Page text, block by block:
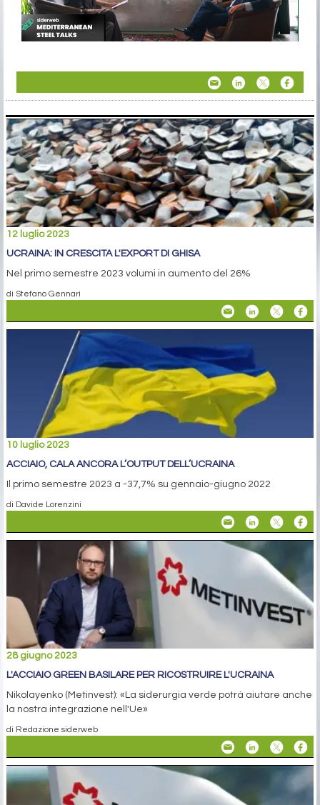
12 luglio 2023
UCRAINA: IN CRESCITA L'EXPORT DI GHISA
Nel primo semestre 2023 volumi in aumento del 26%
di Stefano Gennari
10 luglio 2023
ACCIAIO, CALA ANCORA L’OUTPUT DELL’UCRAINA
Il primo semestre 2023 a -37,7% su gennaio-giugno 2022
di Davide Lorenzini
28 giugno 2023
L'ACCIAIO GREEN BASILARE PER RICOSTRUIRE L'UCRAINA
Nikolayenko (Metinvest): «La siderurgia verde potrà aiutare anche
la nostra integrazione nell'Ue»
di Redazione siderweb